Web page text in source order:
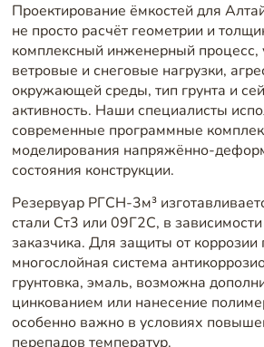
Проектирование ёмкостей для
не просто расчёт геометрии и
комплексный инженерный
ветровые и снеговые нагрузки,
окружающей среды, тип грунта и
активность. Наши специалисты
современные программные
моделирования напряжённо-
состояния конструкции.
Резервуар РГСН-3м³
стали Ст3 или 09Г2С, в
заказчика. Для защиты от коррозии
многослойная система
грунтовка, эмаль, возможна
цинкованием или нанесение
особенно важно в условиях
перепадов температур.